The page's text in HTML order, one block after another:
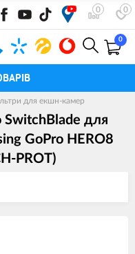
0 0
0
для екшн-камер
SwitchBlade для
GoPro HERO8
PROT)